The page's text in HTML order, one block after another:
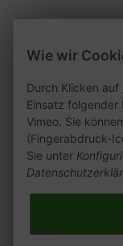
Skynet Dream
volcan
7,00 €*
Wie wir
Durch Klicken auf
Einsatz folgender
Vimeo. Sie
(Fingerabdruck-
Sie unter